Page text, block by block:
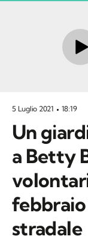
5 Luglio 2021 18:19
Un
a Betty
stradale